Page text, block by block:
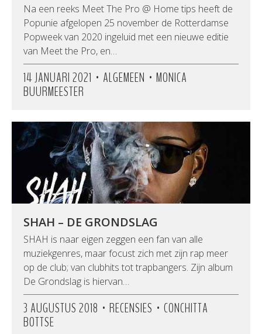
Na een reeks Meet The Pro @ Home tips heeft de
Popunie afgelopen 25 november de Rotterdamse
Popweek van 2020 ingeluid met een nieuwe editie
van Meet the Pro, en…
14 JANUARI 2021 • ALGEMEEN • MONICA
BUURMEESTER
SHAH – DE GRONDSLAG
SHAH is naar eigen zeggen een fan van alle
muziekgenres, maar focust zich met zijn rap meer
op de club; van clubhits tot trapbangers. Zijn album
De Grondslag is hiervan…
3 AUGUSTUS 2018 • RECENSIES • CONCHITTA
BOTTSE